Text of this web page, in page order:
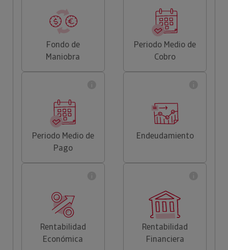
Fondo de
Maniobra
Periodo Medio de
Cobro
Periodo Medio de
Pago
Endeudamiento
Rentabilidad
Económica
Rentabilidad
Financiera